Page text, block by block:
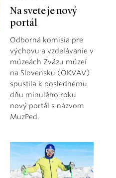
Na svete je nový
portál
Odborná komisia pre
výchovu a vzdelávanie v
múzeách Zväzu múzeí
na Slovensku (OKVAV)
spustila k poslednému
dňu minulého roku
nový portál s názvom
MuzPed.